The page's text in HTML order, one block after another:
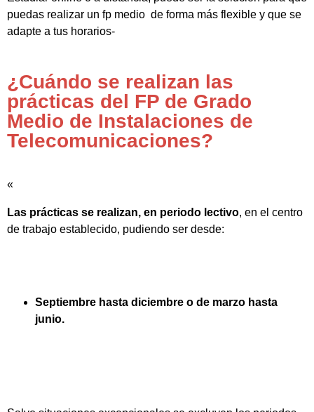
puedas realizar un fp medio de forma más flexible y que se
adapte a tus horarios-
¿Cuándo se realizan las
prácticas del FP de Grado
Medio de Instalaciones de
Telecomunicaciones?
«
Las prácticas se realizan, en periodo lectivo, en el centro
de trabajo establecido, pudiendo ser desde:
Septiembre hasta diciembre o de marzo hasta
junio.